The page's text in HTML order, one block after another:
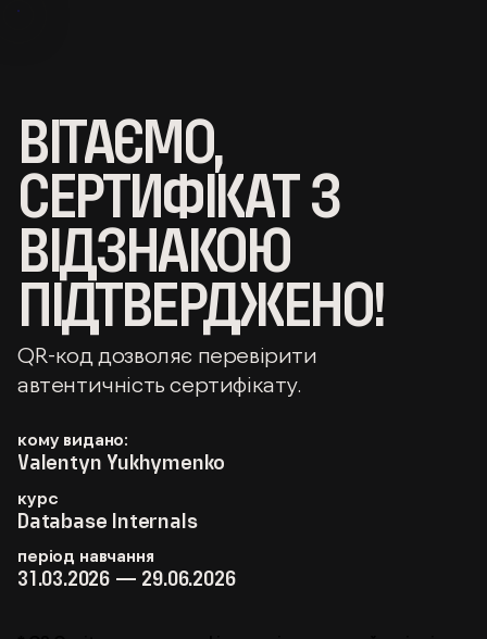
ВІТАЄМО,
СЕРТИФІКАТ З
ВІДЗНАКОЮ
ПІДТВЕРДЖЕНО!
QR-код дозволяє перевірити
автентичність сертифікату.
кому видано:
Valentyn Yukhymenko
курс
Database Internals
період навчання
31.03.2026 — 29.06.2026